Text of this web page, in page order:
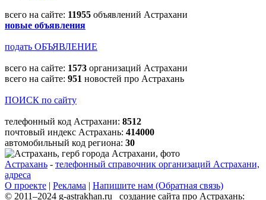
всего на сайте: 11955 объявлений Астрахани
новые объявления
подать ОБЪЯВЛЕНИЕ
всего на сайте: 1573 организаций Астрахани
всего на сайте: 951 новостей про Астрахань
ПОИСК по сайту
телефонный код Астрахани: 8512
почтовый индекс Астрахань: 414000
автомобильный код региона: 30
Астрахань - телефонный справочник организаций Астрахани,
адреса
О проекте | Реклама | Напишите нам (Обратная связь)
© 2011–2024 g-astrakhan.ru создание сайта про Астрахань: